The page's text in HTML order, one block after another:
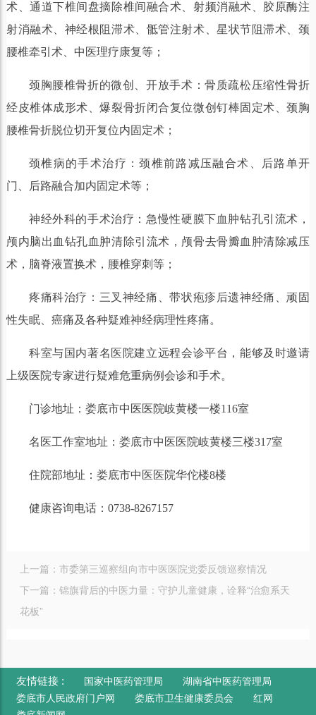
术、通道下椎间盘摘除椎间融合术、射频消融术、胶原酶注
射消融术、神经根阻滞术、骶管注射术、星状节阻滞术、颈
腰椎牵引术、中医理疗康复等；
颈胸腰椎骨折的微创、开放手术：骨质疏松压缩性骨折
经皮椎体成形术、爆裂骨折闭合复位微创钉棒固定术、颈胸
腰椎骨折脱位切开复位内固定术；
颈椎病的手术治疗：颈椎前路减压融合术、后路单开
门、后路融合加内固定术等；
神经外科的手术治疗：急慢性硬膜下血肿钻孔引流术，
颅内脑出血钻孔血肿清除引流术，颅骨去骨瓣血肿清除减压
术，脑脊液置换术，腰椎穿刺等；
疼痛科治疗：三叉神经痛、带状疱疹后遗神经痛、顽固
性失眠、癌痛及各种疑难神经病理性疼痛。
科室与国内著名医院建立远程会诊平台，能够及时邀请
上级医院专家进行疑难危重病例会诊和手术。
门诊地址：娄底市中医医院岐黄楼一楼116室
名医工作室地址：娄底市中医医院岐黄楼三楼317室
住院部地址：娄底市中医医院华佗楼8楼
健康咨询电话：0738-8267157
上一篇：市委第三巡察组向市中医医院党委反馈巡察情况
下一篇：锦旗背后的中医力量：守护儿童健康，诠释“治愈系天
花板”
友情链接 : 国家中医药管理局
湖南省中医药管理局
娄底市人民政府门户网
娄底市卫生健康委员会
红网